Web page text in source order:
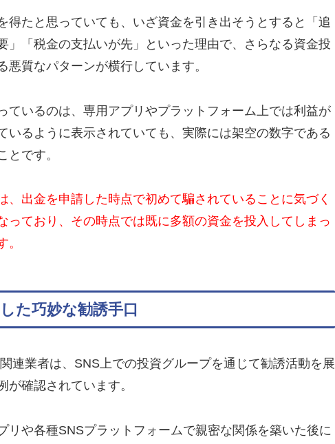
得たと思っていても、いざ資金を引き出そうとすると「追
」「税金の支払いが先」といった理由で、さらなる資金投
悪質なパターンが横行しています。
ているのは、専用アプリやプラットフォーム上では利益が
いるように表示されていても、実際には架空の数字である
とです。
、出金を申請した時点で初めて騙されていることに気づく
っており、その時点では既に多額の資金を投入してしまっ
。
た巧妙な勧誘手口
連業者は、SNS上での投資グループを通じて勧誘活動を展
が確認されています。
リや各種SNSプラットフォームで親密な関係を築いた後に